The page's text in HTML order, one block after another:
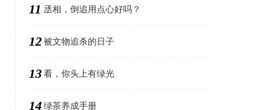
11 丞相，倒追用点心好吗？
12被文物追杀的日子
13看，你头上有绿光
14绿茶养成手册